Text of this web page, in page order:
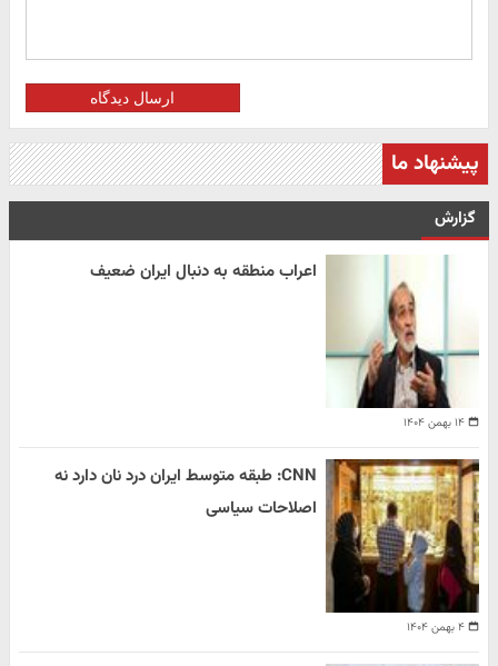
ارسال دیدگاه
پیشنهاد ما
گزارش
۱۴ بهمن ۱۴۰۴
اعراب منطقه به دنبال ایران ضعیف
۴ بهمن ۱۴۰۴
CNN: طبقه متوسط ایران درد نان دارد نه
اصلاحات سیاسی